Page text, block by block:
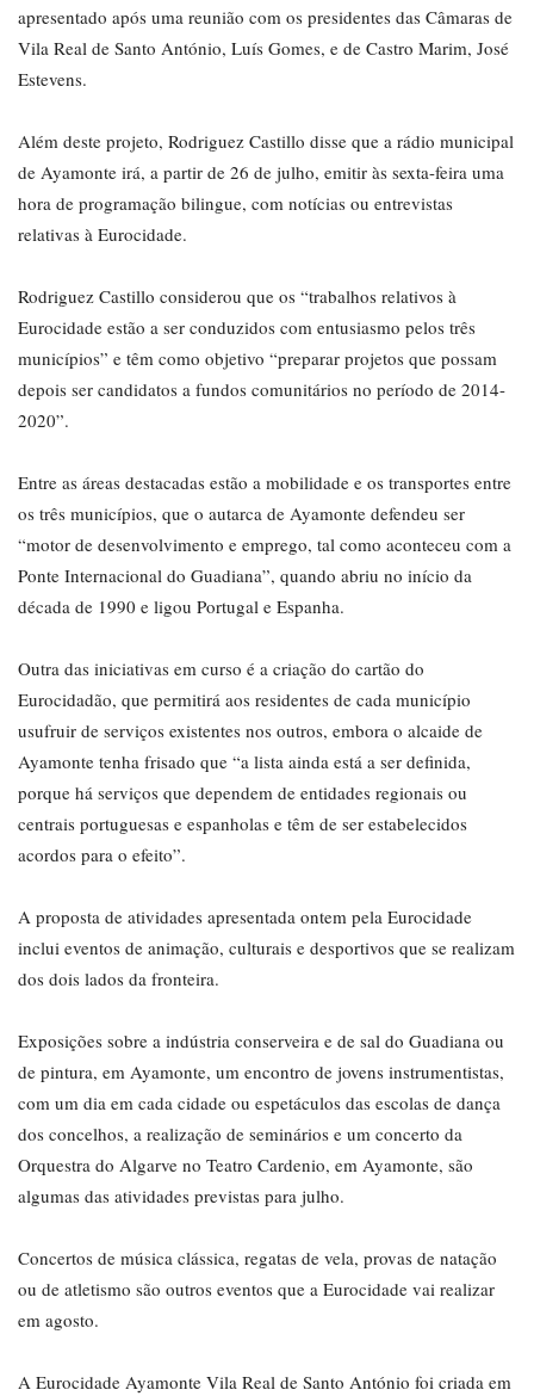
apresentado após uma reunião com os presidentes das Câmaras de
Vila Real de Santo António, Luís Gomes, e de Castro Marim, José
Estevens.
Além deste projeto, Rodriguez Castillo disse que a rádio municipal
de Ayamonte irá, a partir de 26 de julho, emitir às sexta-feira uma
hora de programação bilingue, com notícias ou entrevistas
relativas à Eurocidade.
Rodriguez Castillo considerou que os “trabalhos relativos à
Eurocidade estão a ser conduzidos com entusiasmo pelos três
municípios” e têm como objetivo “preparar projetos que possam
depois ser candidatos a fundos comunitários no período de 2014-
2020”.
Entre as áreas destacadas estão a mobilidade e os transportes entre
os três municípios, que o autarca de Ayamonte defendeu ser
“motor de desenvolvimento e emprego, tal como aconteceu com a
Ponte Internacional do Guadiana”, quando abriu no início da
década de 1990 e ligou Portugal e Espanha.
Outra das iniciativas em curso é a criação do cartão do
Eurocidadão, que permitirá aos residentes de cada município
usufruir de serviços existentes nos outros, embora o alcaide de
Ayamonte tenha frisado que “a lista ainda está a ser definida,
porque há serviços que dependem de entidades regionais ou
centrais portuguesas e espanholas e têm de ser estabelecidos
acordos para o efeito”.
A proposta de atividades apresentada ontem pela Eurocidade
inclui eventos de animação, culturais e desportivos que se realizam
dos dois lados da fronteira.
Exposições sobre a indústria conserveira e de sal do Guadiana ou
de pintura, em Ayamonte, um encontro de jovens instrumentistas,
com um dia em cada cidade ou espetáculos das escolas de dança
dos concelhos, a realização de seminários e um concerto da
Orquestra do Algarve no Teatro Cardenio, em Ayamonte, são
algumas das atividades previstas para julho.
Concertos de música clássica, regatas de vela, provas de natação
ou de atletismo são outros eventos que a Eurocidade vai realizar
em agosto.
A Eurocidade Ayamonte Vila Real de Santo António foi criada em